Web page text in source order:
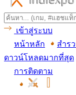
เข้าสู่ระบบ
หน้าหลัก
สำร
ดาวน์โหลดมากที่สุด
การติดตาม